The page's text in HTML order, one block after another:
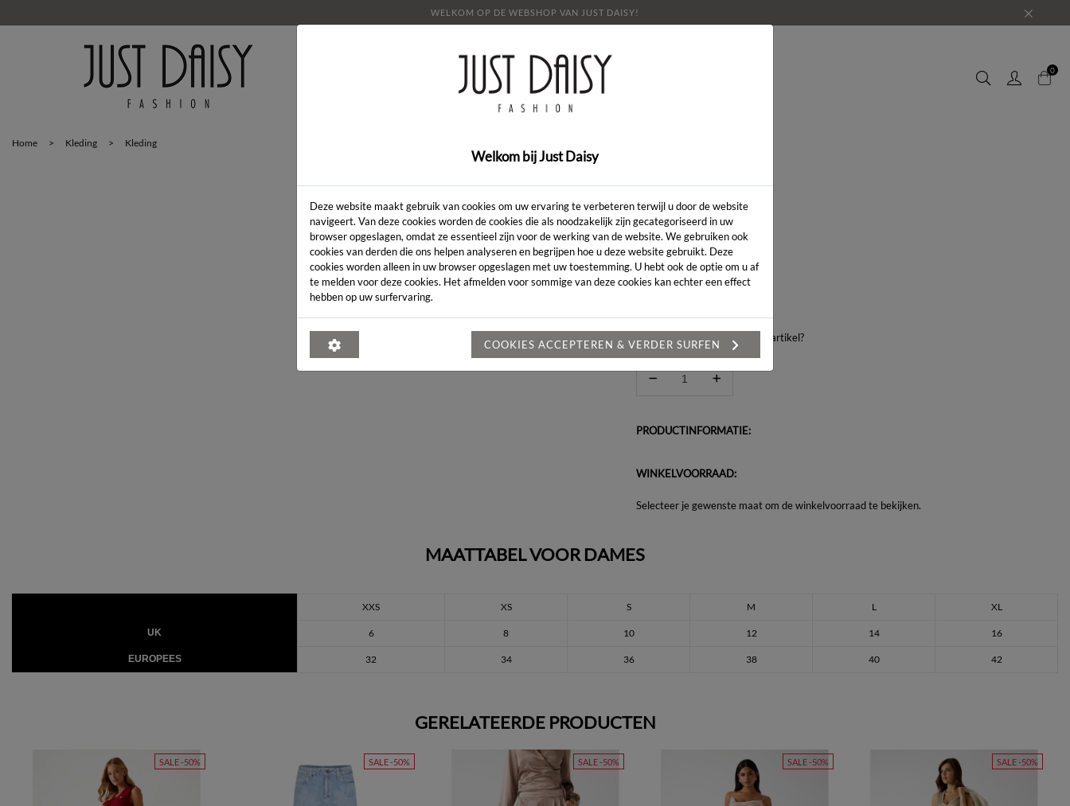
WELKOM OP DE WEBSHOP VAN JUST DAISY!
SALE OVER ONS LOOKBOOK
CONTACT
0
Home > Kleding > Kleding
LENGTE: *
KLEUR:
Heeft u een vraag over dit artikel?
PRODUCTINFORMATIE:
WINKELVOORRAAD:
Selecteer je gewenste maat om de winkelvoorraad te bekijken.
MAATTABEL VOOR DAMES
XXS XS S M L XL
UK 6 8 10 12 14 16
EUROPEES 32 34 36 38 40 42
GERELATEERDE PRODUCTEN
SALE -50% SALE -50% SALE -50% SALE -50% SALE -50%
Welkom bij Just Daisy
Deze website maakt gebruik van cookies om uw ervaring te verbeteren terwijl u door de website
navigeert. Van deze cookies worden de cookies die als noodzakelijk zijn gecategoriseerd in uw
browser opgeslagen, omdat ze essentieel zijn voor de werking van de website. We gebruiken ook
cookies van derden die ons helpen analyseren en begrijpen hoe u deze website gebruikt. Deze
cookies worden alleen in uw browser opgeslagen met uw toestemming. U hebt ook de optie om u af
te melden voor deze cookies. Het afmelden voor sommige van deze cookies kan echter een effect
hebben op uw surfervaring.
COOKIES ACCEPTEREN & VERDER SURFEN